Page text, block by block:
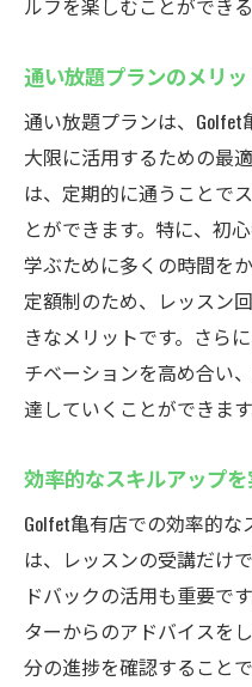
ルフを楽しむことができる
通い放題プランのメリ
通い放題プランは、
大限に活用するための最
は、定期的に通うことで
とができます。特に、初
学ぶために多くの時間を
定額制のため、レッスン
きなメリットです。さら
チベーションを高め合い
達していくことができます
効率的なスキルアップ
Golfet亀有店での効率的
は、レッスンの受講だけ
ドバックの活用も重要で
ターからのアドバイスを
分の進捗を確認すること